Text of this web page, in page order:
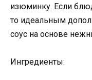
изюминку. Если
то идеальным
соус на основе
Ингредиенты: